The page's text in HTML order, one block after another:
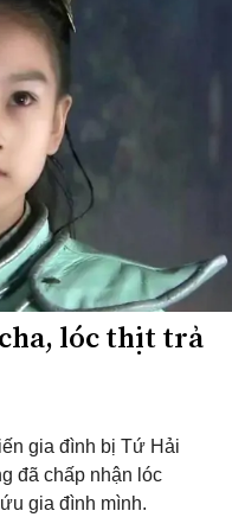
lóc thịt trả
gia đình bị Tứ Hải
đã chấp nhận lóc
gia đình mình.